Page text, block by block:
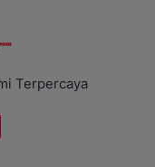
Terpercaya